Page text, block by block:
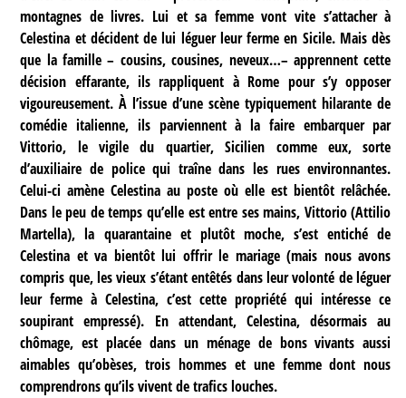
montagnes de livres. Lui et sa femme vont vite s’attacher à
Celestina et décident de lui léguer leur ferme en Sicile. Mais dès
que la famille – cousins, cousines, neveux…– apprennent cette
décision effarante, ils rappliquent à Rome pour s’y opposer
vigoureusement. À l’issue d’une scène typiquement hilarante de
comédie italienne, ils parviennent à la faire embarquer par
Vittorio, le vigile du quartier, Sicilien comme eux, sorte
d’auxiliaire de police qui traîne dans les rues environnantes.
Celui-ci amène Celestina au poste où elle est bientôt relâchée.
Dans le peu de temps qu’elle est entre ses mains, Vittorio (Attilio
Martella), la quarantaine et plutôt moche, s’est entiché de
Celestina et va bientôt lui offrir le mariage (mais nous avons
compris que, les vieux s’étant entêtés dans leur volonté de léguer
leur ferme à Celestina, c’est cette propriété qui intéresse ce
soupirant empressé). En attendant, Celestina, désormais au
chômage, est placée dans un ménage de bons vivants aussi
aimables qu’obèses, trois hommes et une femme dont nous
comprendrons qu’ils vivent de trafics louches.